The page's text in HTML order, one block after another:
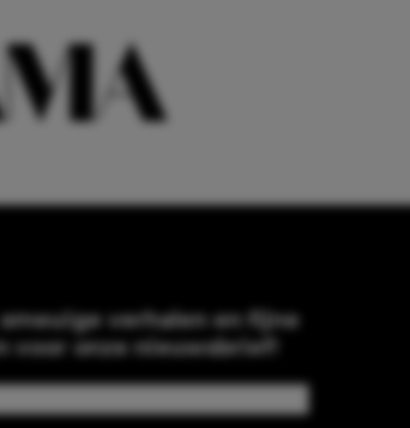
verhalen en fijne
voor onze nieuwsbrief!
(Required)